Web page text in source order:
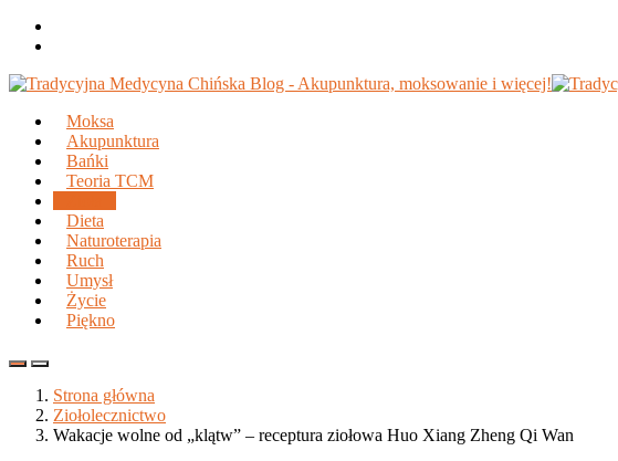
Moksa
Akupunktura
Bańki
Teoria TCM
Dieta
Naturoterapia
Ruch
Umysł
Życie
Piękno
Strona główna
Ziołolecznictwo
Wakacje wolne od „klątw” – receptura ziołowa Huo Xiang Zheng Qi Wan